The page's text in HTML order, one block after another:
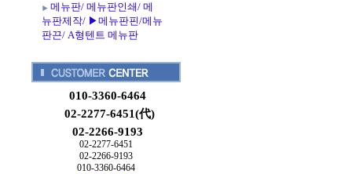
메뉴판/ 메뉴판인쇄/ 메
뉴판제작/ ▶메뉴판핀/메뉴
판끈/ A형텐트 메뉴판
010-3360-6464
02-2277-6451(代)
02-2266-9193
02-2277-6451
02-2266-9193
010-3360-6464